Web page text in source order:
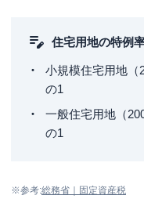
住宅用地の特例
小規模住宅用地（
の1
一般住宅用地（
の1
※参考:総務省｜固定資産税